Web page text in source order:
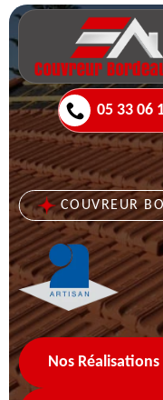
05 33 06
COUVREUR
Nos Réalisations